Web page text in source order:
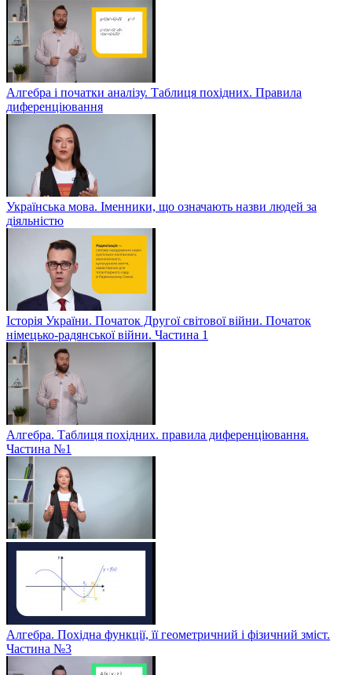
Алгебра і початки аналізу. Таблиця похідних. Правила
диференціювання
Українська мова. Іменники, що означають назви людей за
діяльністю
Історія України. Початок Другої світової війни. Початок
німецько-радянської війни. Частина 1
Алгебра. Таблиця похідних. правила диференціювання.
Частина №1
Алгебра. Похідна функції, її геометричний і фізичний зміст.
Частина №3